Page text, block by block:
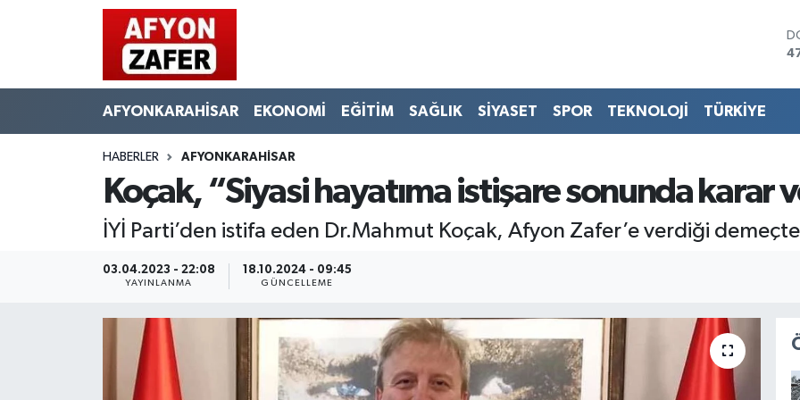
AFYONKARAHİSAR EKONOMİ EĞİTİM SAĞLIK SİYASET SPOR TEKNOLOJİ TÜRKİYE
HABERLER AFYONKARAHİSAR
Koçak, “Siyasi hayatıma istişare sonunda karar
İYİ Parti’den istifa eden Dr.Mahmut Koçak, Afyon Zafer’e verdiği
03.04.2023 - 22:08
YAYINLANMA
18.10.2024 - 09:45
GÜNCELLEME